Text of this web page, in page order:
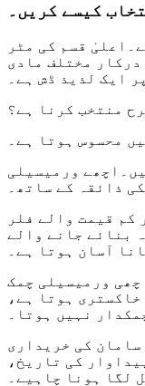
کیسے کریں۔
قسم کی مٹر
مختلف مادی
ایک لذیذ ڈش ہے۔
منتخب کرنا ہے؟
محسوس ہوتا ہے۔
ورمیسیلی
ذائقہ کے ساتھ۔
قیمت والے فلر
بنائے جانے والے
ورمیسیلی چمک
ہوتا ہے،
نہیں ہوتا۔
کی خریداری
کی تاریخ،
لگا ہونا چاہیے۔